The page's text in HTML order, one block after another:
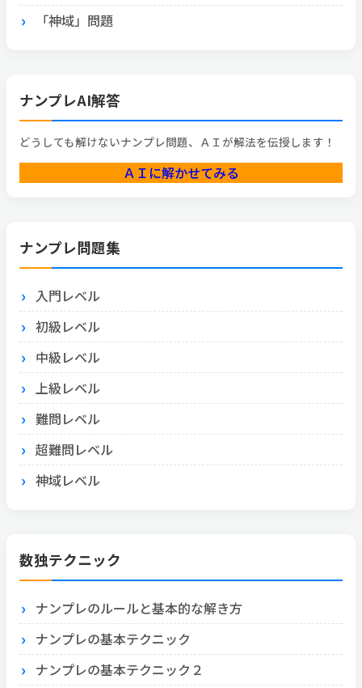
「神域」問題
ナンプレAI解答
どうしても解けないナンプレ問題、ＡＩが解法を伝授します！
ＡＩに解かせてみる
ナンプレ問題集
入門レベル
初級レベル
中級レベル
上級レベル
難問レベル
超難問レベル
神域レベル
数独テクニック
ナンプレのルールと基本的な解き方
ナンプレの基本テクニック
ナンプレの基本テクニック２